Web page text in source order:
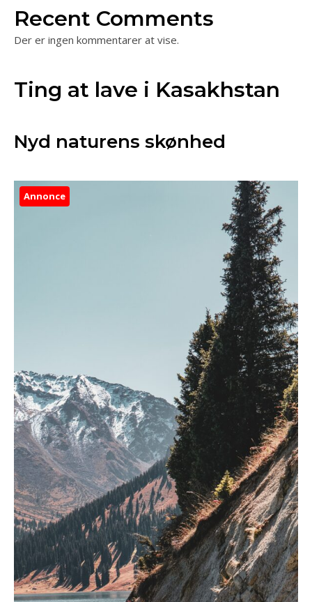
Recent Comments
Der er ingen kommentarer at vise.
Ting at lave i Kasakhstan
Nyd naturens skønhed
Annonce